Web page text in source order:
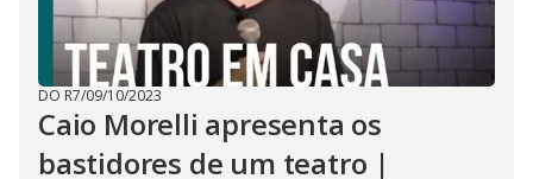
DO R7/09/10/2023
Caio Morelli apresenta os
bastidores de um teatro |